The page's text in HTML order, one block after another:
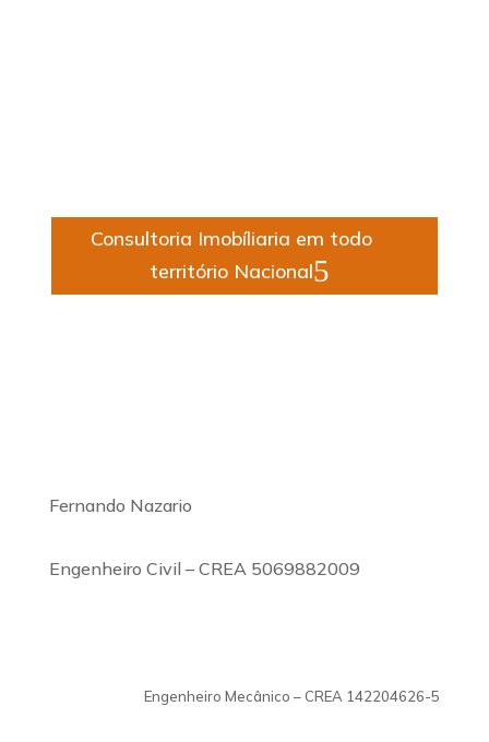
Consultoria Imobíliaria em todo
território Nacional
Fernando Nazario
Engenheiro Civil – CREA 5069882009
Engenheiro Mecânico – CREA 142204626-5